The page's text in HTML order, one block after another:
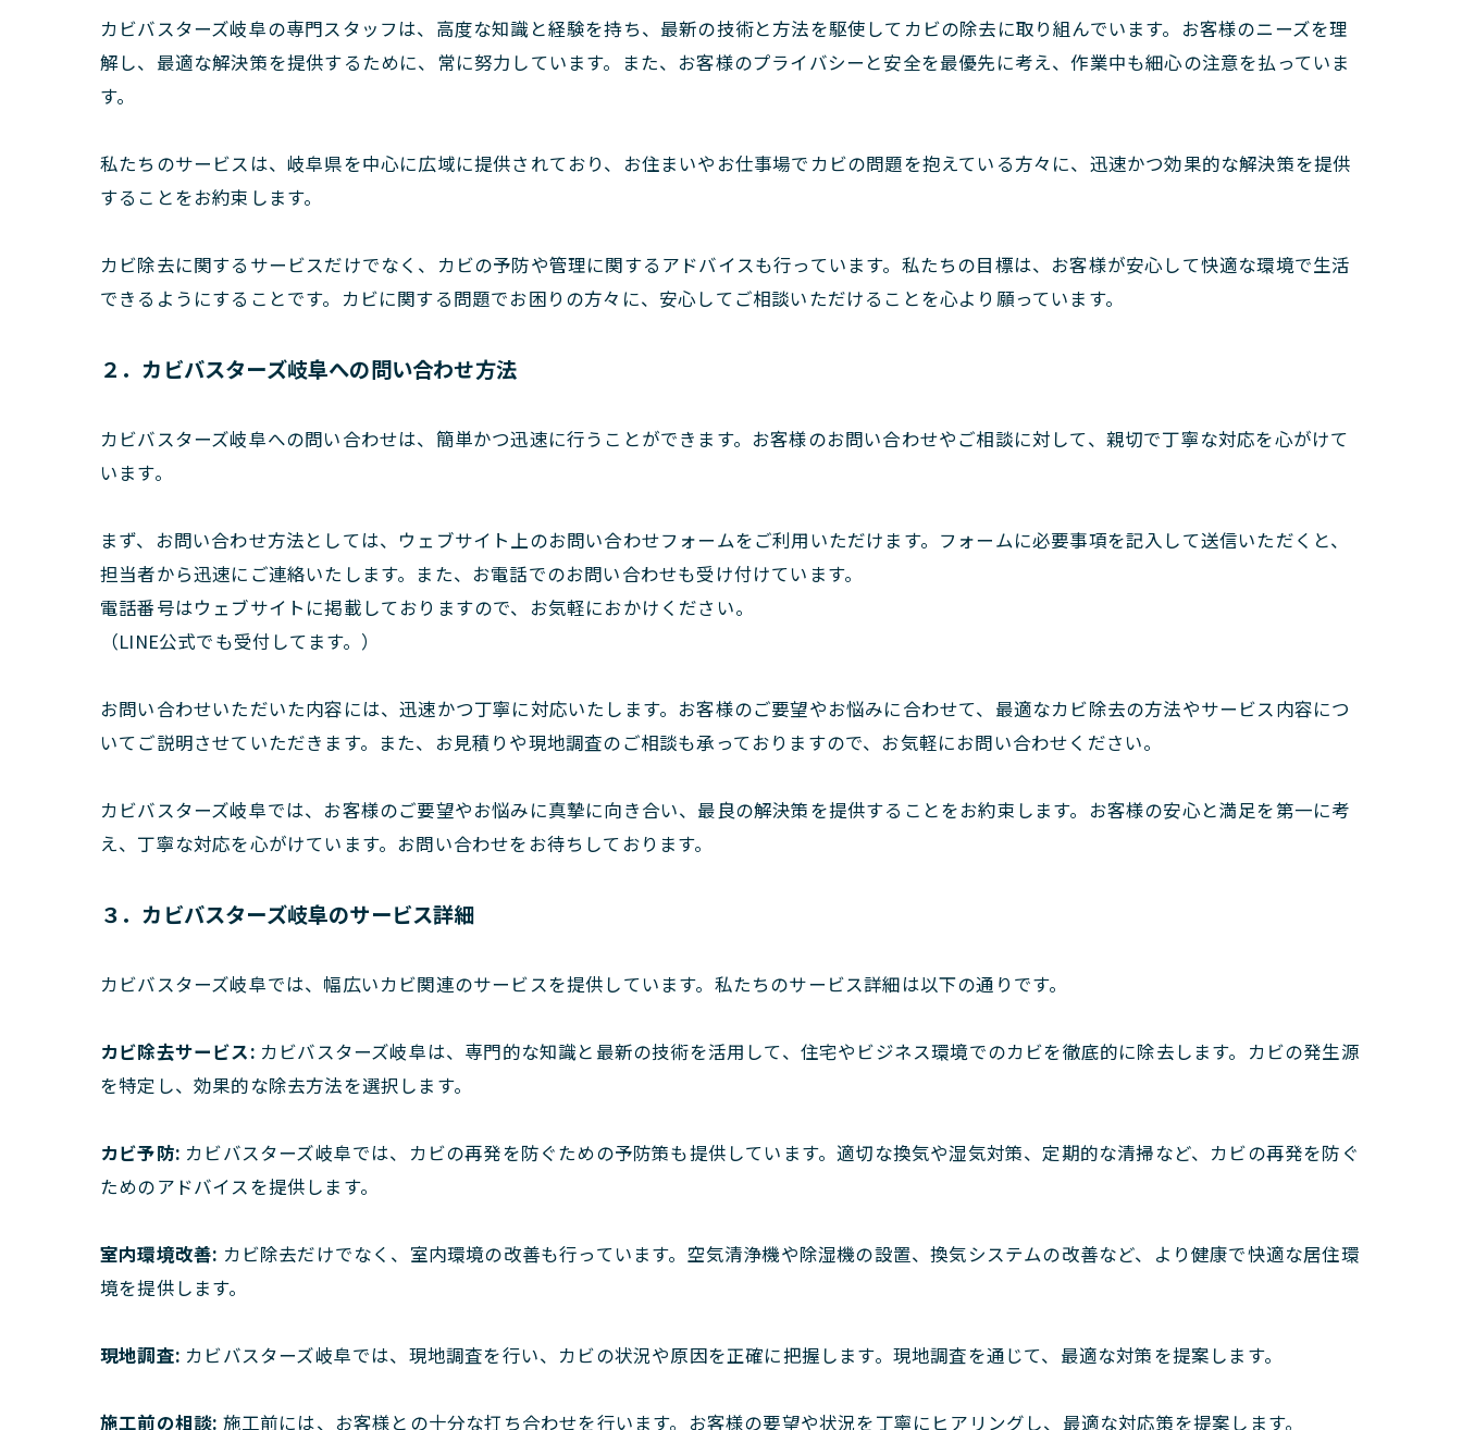
カビバスターズ岐阜の専門スタッフは、高度な知識と経験を持ち、最新の技術と方法を駆使してカビの除去に取り組んでいます。お客様のニーズを理
解し、最適な解決策を提供するために、常に努力しています。また、お客様のプライバシーと安全を最優先に考え、作業中も細心の注意を払っていま
す。
私たちのサービスは、岐阜県を中心に広域に提供されており、お住まいやお仕事場でカビの問題を抱えている方々に、迅速かつ効果的な解決策を提供
することをお約束します。
カビ除去に関するサービスだけでなく、カビの予防や管理に関するアドバイスも行っています。私たちの目標は、お客様が安心して快適な環境で生活
できるようにすることです。カビに関する問題でお困りの方々に、安心してご相談いただけることを心より願っています。
２．カビバスターズ岐阜への問い合わせ方法
カビバスターズ岐阜への問い合わせは、簡単かつ迅速に行うことができます。お客様のお問い合わせやご相談に対して、親切で丁寧な対応を心がけて
います。
まず、お問い合わせ方法としては、ウェブサイト上のお問い合わせフォームをご利用いただけます。フォームに必要事項を記入して送信いただくと、
担当者から迅速にご連絡いたします。また、お電話でのお問い合わせも受け付けています。
電話番号はウェブサイトに掲載しておりますので、お気軽におかけください。
（LINE公式でも受付してます。）
お問い合わせいただいた内容には、迅速かつ丁寧に対応いたします。お客様のご要望やお悩みに合わせて、最適なカビ除去の方法やサービス内容につ
いてご説明させていただきます。また、お見積りや現地調査のご相談も承っておりますので、お気軽にお問い合わせください。
カビバスターズ岐阜では、お客様のご要望やお悩みに真摯に向き合い、最良の解決策を提供することをお約束します。お客様の安心と満足を第一に考
え、丁寧な対応を心がけています。お問い合わせをお待ちしております。
３．カビバスターズ岐阜のサービス詳細
カビバスターズ岐阜では、幅広いカビ関連のサービスを提供しています。私たちのサービス詳細は以下の通りです。
カビ除去サービス: カビバスターズ岐阜は、専門的な知識と最新の技術を活用して、住宅やビジネス環境でのカビを徹底的に除去します。カビの発生源
を特定し、効果的な除去方法を選択します。
カビ予防: カビバスターズ岐阜では、カビの再発を防ぐための予防策も提供しています。適切な換気や湿気対策、定期的な清掃など、カビの再発を防ぐ
ためのアドバイスを提供します。
室内環境改善: カビ除去だけでなく、室内環境の改善も行っています。空気清浄機や除湿機の設置、換気システムの改善など、より健康で快適な居住環
境を提供します。
現地調査: カビバスターズ岐阜では、現地調査を行い、カビの状況や原因を正確に把握します。現地調査を通じて、最適な対策を提案します。
施工前の相談: 施工前には、お客様との十分な打ち合わせを行います。お客様の要望や状況を丁寧にヒアリングし、最適な対応策を提案します。